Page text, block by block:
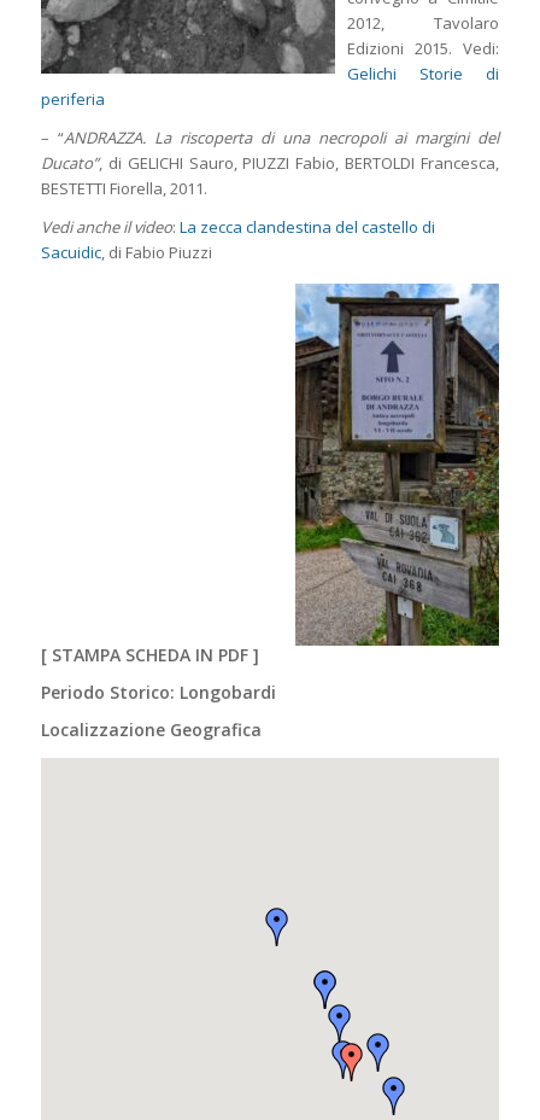
2012, Tavolaro
Edizioni 2015. Vedi:
Gelichi Storie di
periferia
– “ANDRAZZA. La riscoperta di una necropoli ai margini del
Ducato”, di GELICHI Sauro, PIUZZI Fabio, BERTOLDI Francesca,
BESTETTI Fiorella, 2011.
Vedi anche il video: La zecca clandestina del castello di
Sacuidic, di Fabio Piuzzi
[ STAMPA SCHEDA IN PDF]
Periodo Storico: Longobardi
Localizzazione Geografica